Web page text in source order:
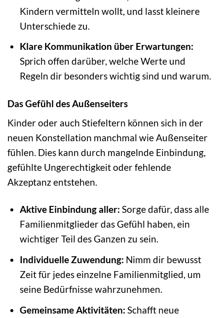
Kindern vermitteln wollt, und lasst kleinere
Unterschiede zu.
Klare Kommunikation über Erwartungen:
Sprich offen darüber, welche Werte und
Regeln dir besonders wichtig sind und warum.
Das Gefühl des Außenseiters
Kinder oder auch Stiefeltern können sich in der
neuen Konstellation manchmal wie Außenseiter
fühlen. Dies kann durch mangelnde Einbindung,
gefühlte Ungerechtigkeit oder fehlende
Akzeptanz entstehen.
Aktive Einbindung aller: Sorge dafür, dass alle
Familienmitglieder das Gefühl haben, ein
wichtiger Teil des Ganzen zu sein.
Individuelle Zuwendung: Nimm dir bewusst
Zeit für jedes einzelne Familienmitglied, um
seine Bedürfnisse wahrzunehmen.
Gemeinsame Aktivitäten: Schafft neue